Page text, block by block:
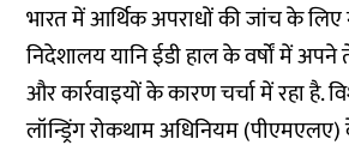
भारत में आर्थिक अपराधों की जांच के लिए
निदेशालय यानि ईडी हाल के वर्षों में
और कार्रवाइयों के कारण चर्चा में रहा है.
लॉन्ड्रिंग रोकथाम अधिनियम